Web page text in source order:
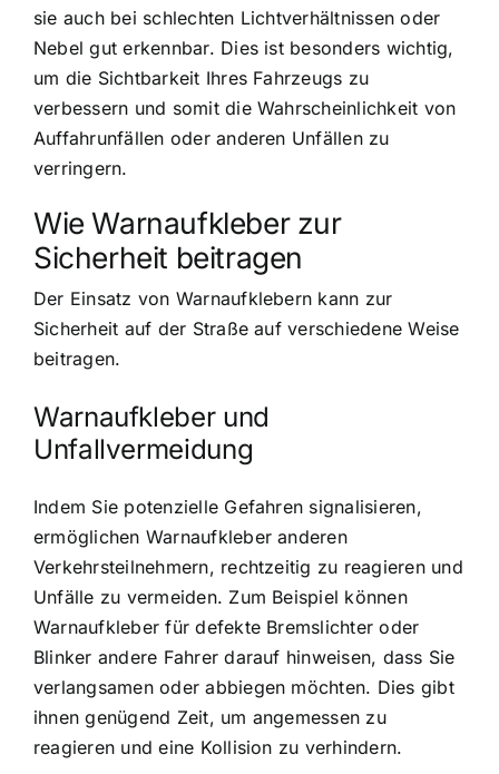
sie auch bei schlechten Lichtverhältnissen oder
Nebel gut erkennbar. Dies ist besonders wichtig,
um die Sichtbarkeit Ihres Fahrzeugs zu
verbessern und somit die Wahrscheinlichkeit von
Auffahrunfällen oder anderen Unfällen zu
verringern.
Wie Warnaufkleber zur
Sicherheit beitragen
Der Einsatz von Warnaufklebern kann zur
Sicherheit auf der Straße auf verschiedene Weise
beitragen.
Warnaufkleber und
Unfallvermeidung
Indem Sie potenzielle Gefahren signalisieren,
ermöglichen Warnaufkleber anderen
Verkehrsteilnehmern, rechtzeitig zu reagieren und
Unfälle zu vermeiden. Zum Beispiel können
Warnaufkleber für defekte Bremslichter oder
Blinker andere Fahrer darauf hinweisen, dass Sie
verlangsamen oder abbiegen möchten. Dies gibt
ihnen genügend Zeit, um angemessen zu
reagieren und eine Kollision zu verhindern.